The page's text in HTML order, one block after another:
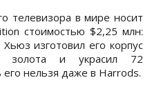
телевизора в мире носит
стоимостью $2,25 млн:
изготовил его корпус
золота и украсил 72
нельзя даже в Harrods.